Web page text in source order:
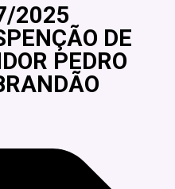
2025
DE
PEDRO